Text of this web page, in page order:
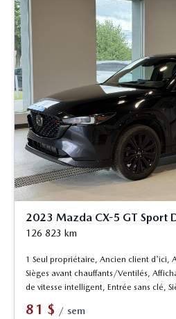
2023 Mazda CX-5 GT Sport
126 823 km
1 Seul propriétaire, Ancien client d'ici,
Sièges avant chauffants/Ventilés,
de vitesse intelligent, Entrée sans clé,
81 $ / sem